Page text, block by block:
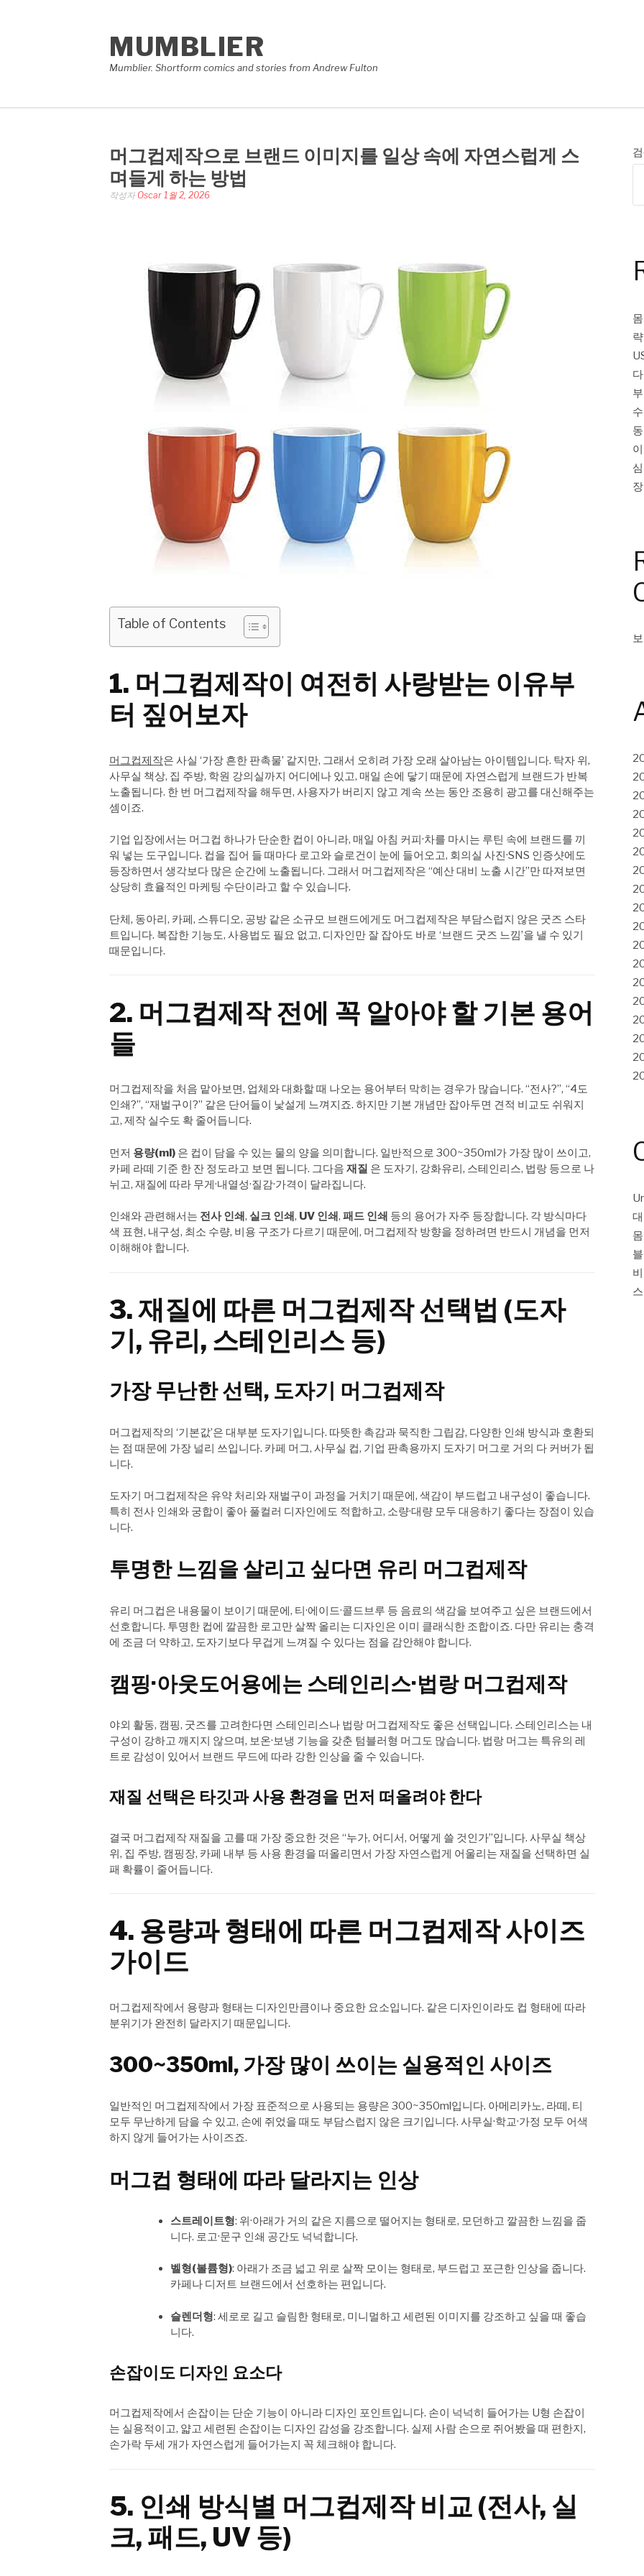
MUMBLIER
Mumblier. Shortform comics and stories from Andrew Fulton
머그컵제작으로 브랜드 이미지를 일상 속에 자연스럽게 스
며들게 하는 방법
작성자 Oscar 1월 2, 2026
Table of Contents
1. 머그컵제작이 여전히 사랑받는 이유부
터 짚어보자
머그컵제작은 사실 ‘가장 흔한 판촉물’ 같지만, 그래서 오히려 가장 오래 살아남는 아이템입니다. 탁자 위,
사무실 책상, 집 주방, 학원 강의실까지 어디에나 있고, 매일 손에 닿기 때문에 자연스럽게 브랜드가 반복
노출됩니다. 한 번 머그컵제작을 해두면, 사용자가 버리지 않고 계속 쓰는 동안 조용히 광고를 대신해주는
셈이죠.
기업 입장에서는 머그컵 하나가 단순한 컵이 아니라, 매일 아침 커피·차를 마시는 루틴 속에 브랜드를 끼
워 넣는 도구입니다. 컵을 집어 들 때마다 로고와 슬로건이 눈에 들어오고, 회의실 사진·SNS 인증샷에도
등장하면서 생각보다 많은 순간에 노출됩니다. 그래서 머그컵제작은 “예산 대비 노출 시간”만 따져보면
상당히 효율적인 마케팅 수단이라고 할 수 있습니다.
단체, 동아리, 카페, 스튜디오, 공방 같은 소규모 브랜드에게도 머그컵제작은 부담스럽지 않은 굿즈 스타
트입니다. 복잡한 기능도, 사용법도 필요 없고, 디자인만 잘 잡아도 바로 ‘브랜드 굿즈 느낌’을 낼 수 있기
때문입니다.
2. 머그컵제작 전에 꼭 알아야 할 기본 용어
들
머그컵제작을 처음 맡아보면, 업체와 대화할 때 나오는 용어부터 막히는 경우가 많습니다. “전사?”, “4도
인쇄?”, “재벌구이?” 같은 단어들이 낯설게 느껴지죠. 하지만 기본 개념만 잡아두면 견적 비교도 쉬워지
고, 제작 실수도 확 줄어듭니다.
먼저 용량(ml) 은 컵이 담을 수 있는 물의 양을 의미합니다. 일반적으로 300~350ml가 가장 많이 쓰이고,
카페 라떼 기준 한 잔 정도라고 보면 됩니다. 그다음 재질 은 도자기, 강화유리, 스테인리스, 법랑 등으로 나
뉘고, 재질에 따라 무게·내열성·질감·가격이 달라집니다.
인쇄와 관련해서는 전사 인쇄, 실크 인쇄, UV 인쇄, 패드 인쇄 등의 용어가 자주 등장합니다. 각 방식마다
색 표현, 내구성, 최소 수량, 비용 구조가 다르기 때문에, 머그컵제작 방향을 정하려면 반드시 개념을 먼저
이해해야 합니다.
3. 재질에 따른 머그컵제작 선택법 (도자
기, 유리, 스테인리스 등)
가장 무난한 선택, 도자기 머그컵제작
머그컵제작의 ‘기본값’은 대부분 도자기입니다. 따뜻한 촉감과 묵직한 그립감, 다양한 인쇄 방식과 호환되
는 점 때문에 가장 널리 쓰입니다. 카페 머그, 사무실 컵, 기업 판촉용까지 도자기 머그로 거의 다 커버가 됩
니다.
도자기 머그컵제작은 유약 처리와 재벌구이 과정을 거치기 때문에, 색감이 부드럽고 내구성이 좋습니다.
특히 전사 인쇄와 궁합이 좋아 풀컬러 디자인에도 적합하고, 소량·대량 모두 대응하기 좋다는 장점이 있습
니다.
투명한 느낌을 살리고 싶다면 유리 머그컵제작
유리 머그컵은 내용물이 보이기 때문에, 티·에이드·콜드브루 등 음료의 색감을 보여주고 싶은 브랜드에서
선호합니다. 투명한 컵에 깔끔한 로고만 살짝 올리는 디자인은 이미 클래식한 조합이죠. 다만 유리는 충격
에 조금 더 약하고, 도자기보다 무겁게 느껴질 수 있다는 점을 감안해야 합니다.
캠핑·아웃도어용에는 스테인리스·법랑 머그컵제작
야외 활동, 캠핑, 굿즈를 고려한다면 스테인리스나 법랑 머그컵제작도 좋은 선택입니다. 스테인리스는 내
구성이 강하고 깨지지 않으며, 보온·보냉 기능을 갖춘 텀블러형 머그도 많습니다. 법랑 머그는 특유의 레
트로 감성이 있어서 브랜드 무드에 따라 강한 인상을 줄 수 있습니다.
재질 선택은 타깃과 사용 환경을 먼저 떠올려야 한다
결국 머그컵제작 재질을 고를 때 가장 중요한 것은 “누가, 어디서, 어떻게 쓸 것인가”입니다. 사무실 책상
위, 집 주방, 캠핑장, 카페 내부 등 사용 환경을 떠올리면서 가장 자연스럽게 어울리는 재질을 선택하면 실
패 확률이 줄어듭니다.
4. 용량과 형태에 따른 머그컵제작 사이즈
가이드
머그컵제작에서 용량과 형태는 디자인만큼이나 중요한 요소입니다. 같은 디자인이라도 컵 형태에 따라
분위기가 완전히 달라지기 때문입니다.
300~350ml, 가장 많이 쓰이는 실용적인 사이즈
일반적인 머그컵제작에서 가장 표준적으로 사용되는 용량은 300~350ml입니다. 아메리카노, 라떼, 티
모두 무난하게 담을 수 있고, 손에 쥐었을 때도 부담스럽지 않은 크기입니다. 사무실·학교·가정 모두 어색
하지 않게 들어가는 사이즈죠.
머그컵 형태에 따라 달라지는 인상
스트레이트형: 위·아래가 거의 같은 지름으로 떨어지는 형태로, 모던하고 깔끔한 느낌을 줍
니다. 로고·문구 인쇄 공간도 넉넉합니다.
벨형(볼륨형): 아래가 조금 넓고 위로 살짝 모이는 형태로, 부드럽고 포근한 인상을 줍니다.
카페나 디저트 브랜드에서 선호하는 편입니다.
슬렌더형: 세로로 길고 슬림한 형태로, 미니멀하고 세련된 이미지를 강조하고 싶을 때 좋습
니다.
손잡이도 디자인 요소다
머그컵제작에서 손잡이는 단순 기능이 아니라 디자인 포인트입니다. 손이 넉넉히 들어가는 U형 손잡이
는 실용적이고, 얇고 세련된 손잡이는 디자인 감성을 강조합니다. 실제 사람 손으로 쥐어봤을 때 편한지,
손가락 두세 개가 자연스럽게 들어가는지 꼭 체크해야 합니다.
5. 인쇄 방식별 머그컵제작 비교 (전사, 실
크, 패드, UV 등)
략
다